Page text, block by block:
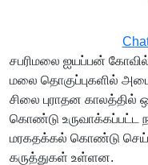
சபரிமலை ஐயப்பன் கோவில்
மலை தொகுப்புகளில்
சிலை புராதன
கொண்டு உருவாக்கப்பட்ட
மரகதக்கல் கொண்டு
கருத்துகள் உள்ளன.